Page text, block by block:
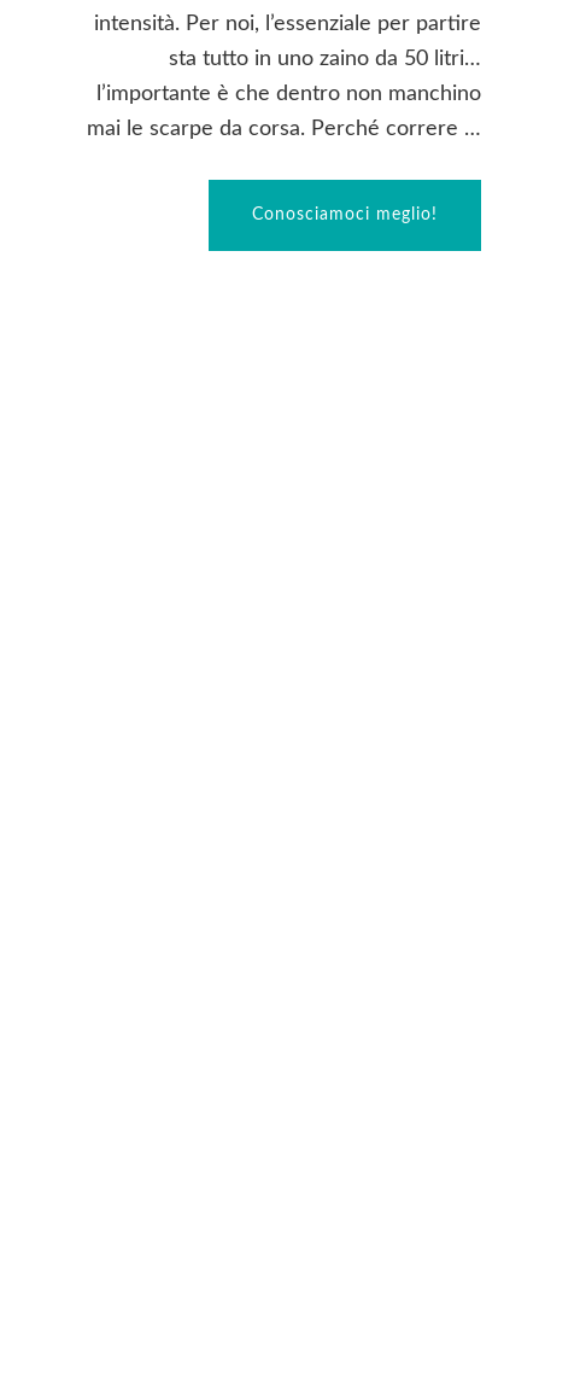
intensità. Per noi, l’essenziale per partire
sta tutto in uno zaino da 50 litri…
l’importante è che dentro non manchino
mai le scarpe da corsa. Perché correre …
Conosciamoci meglio!